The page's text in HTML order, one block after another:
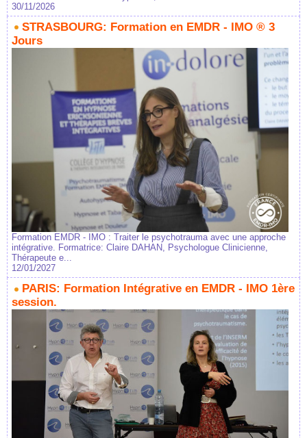
30/11/2026
STRASBOURG: Formation en EMDR - IMO ® 3
Jours
Formation EMDR - IMO : Traiter le psychotrauma avec une approche
intégrative. Formatrice: Claire DAHAN, Psychologue Clinicienne,
Thérapeute e...
12/01/2027
PARIS: Formation Intégrative en EMDR - IMO 1ère
session.